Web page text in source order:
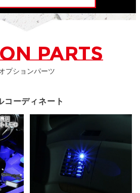
PARTS
プションパーツ
コーディネート